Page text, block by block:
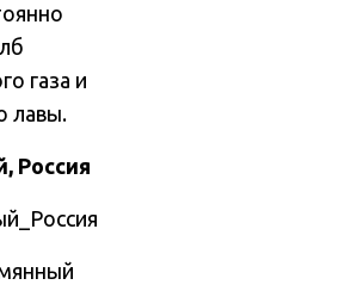
газа и
лавы.
Россия